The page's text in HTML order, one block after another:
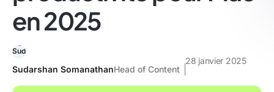
en 2025
Sudarshan SomanathanHead of Content
28 janvier 2025